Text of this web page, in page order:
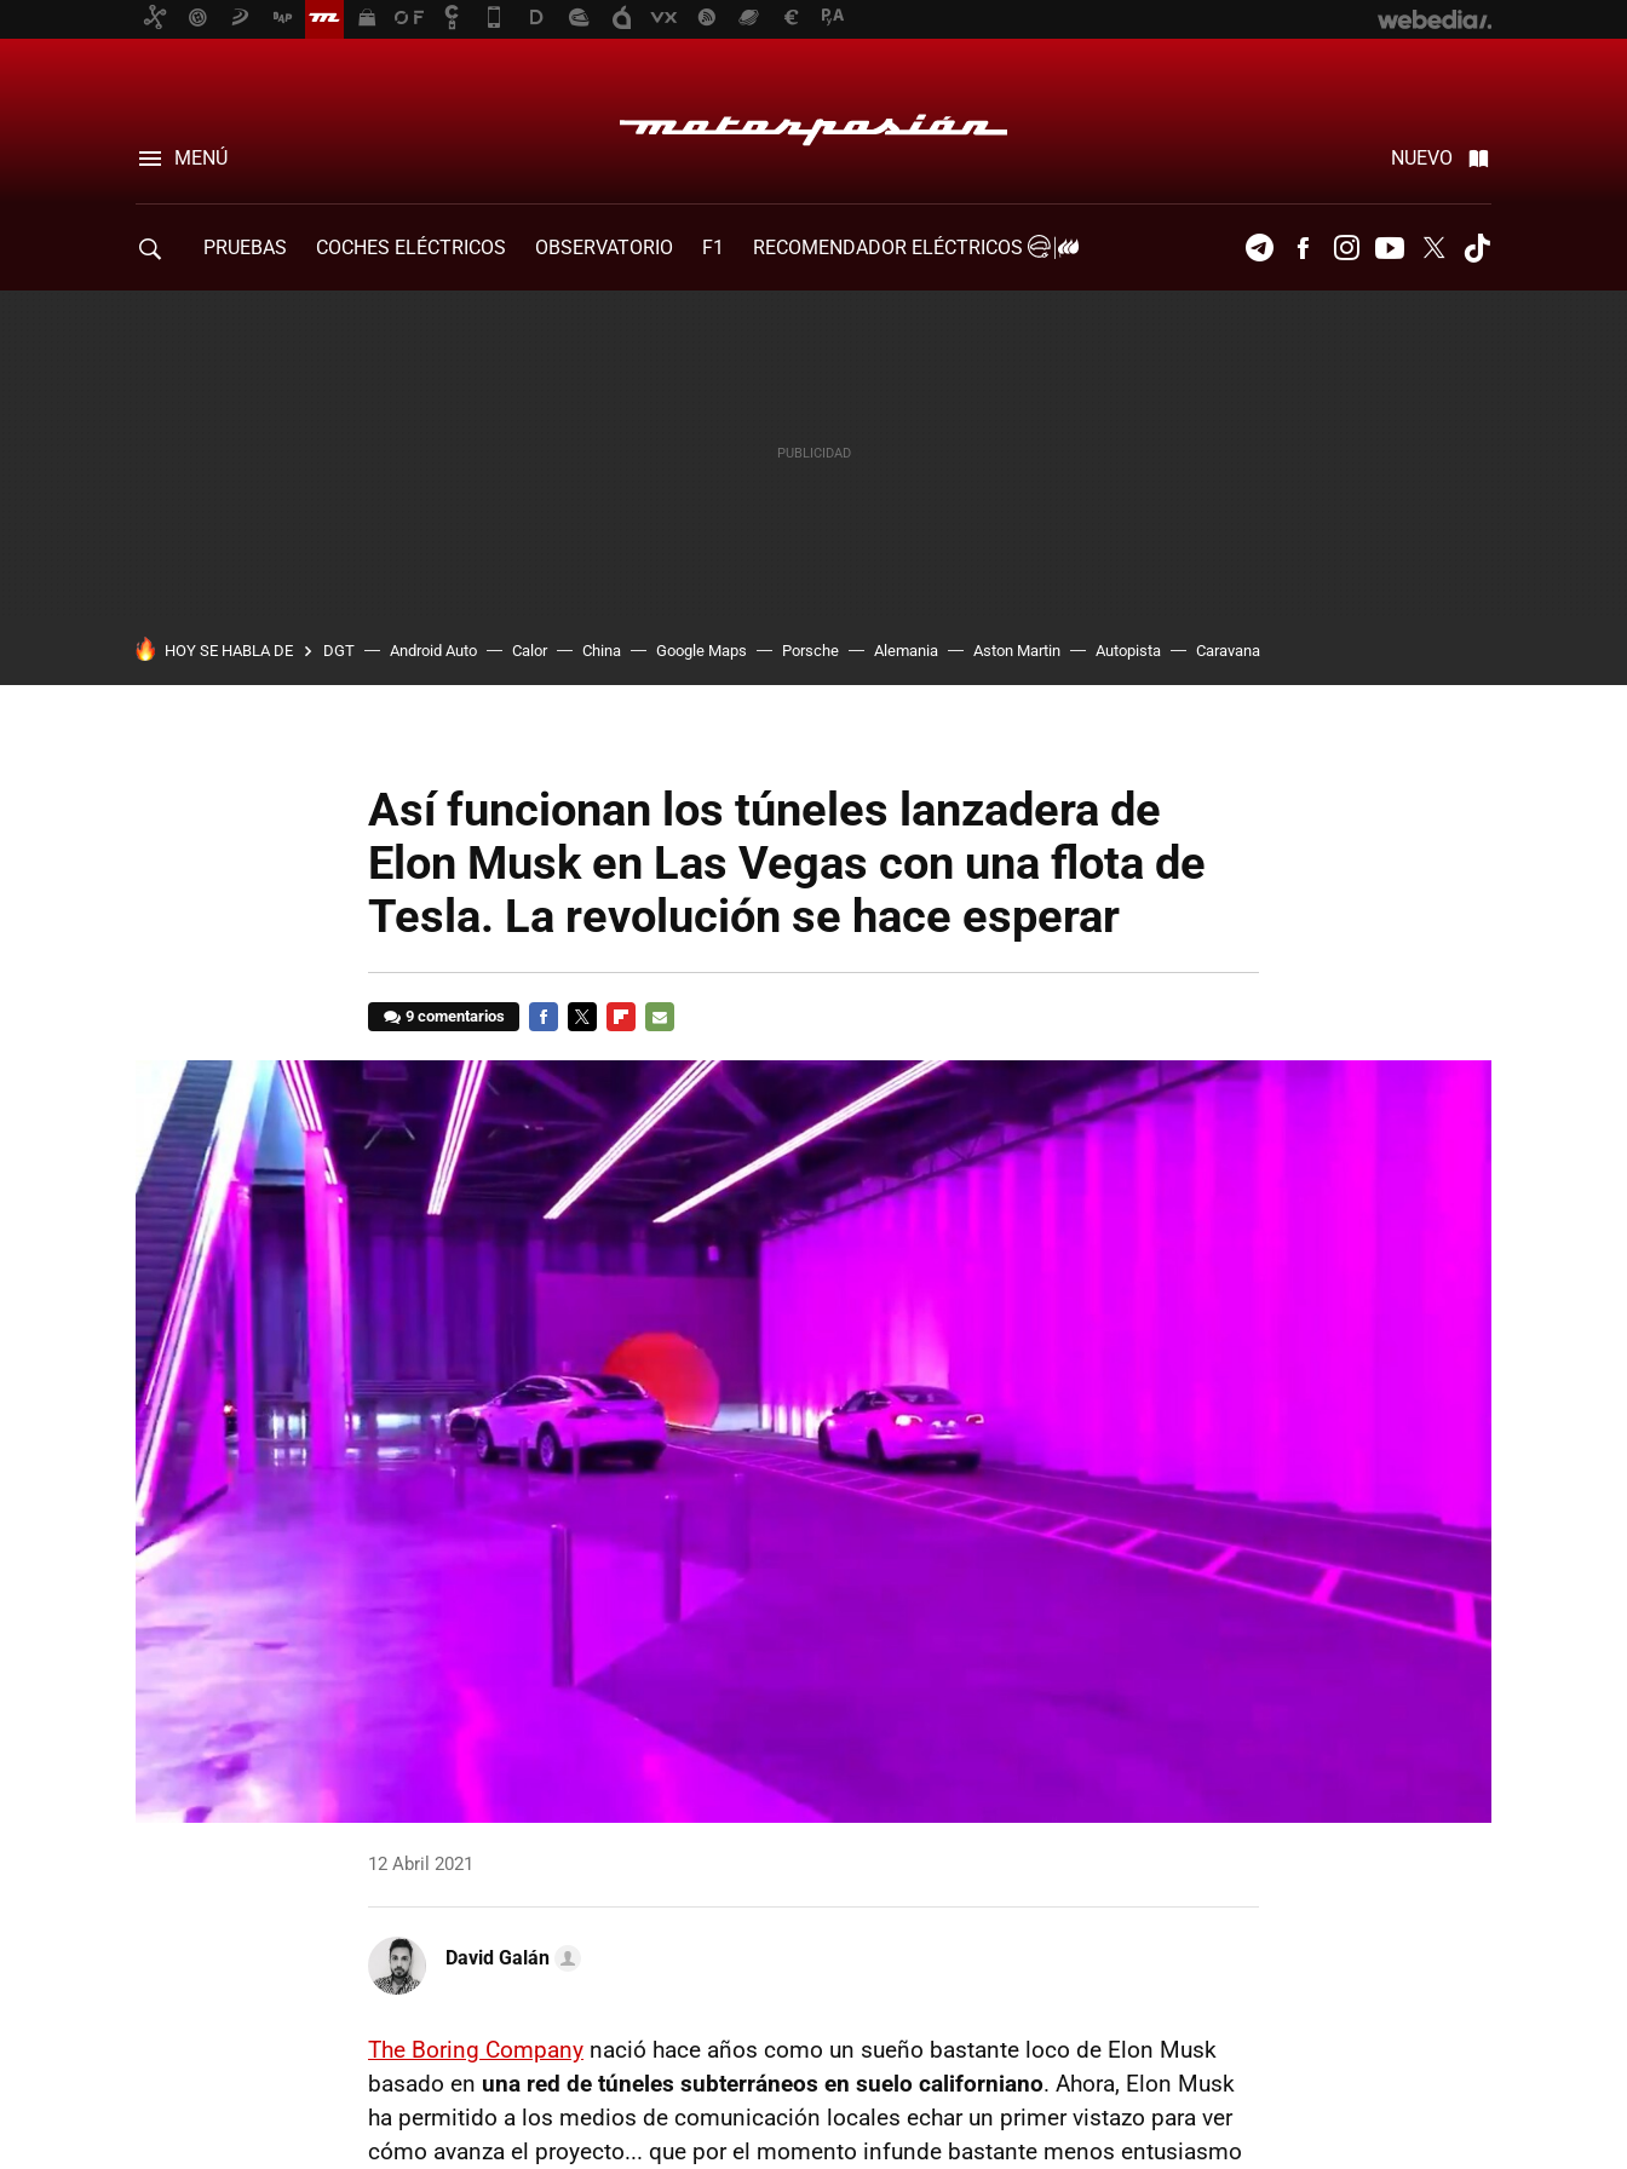
MENÚ NUEVO
PRUEBAS COCHES ELÉCTRICOS OBSERVATORIO F1
RECOMENDADOR ELÉCTRICOS
TelegramFacebookInstagramYoutubeTwitter
HOY SE HABLA DE DGT Android Auto Calor China Google Maps Porsche Alemania Aston Martin Autopista Caravana
Así funcionan los túneles lanzadera de
Elon Musk en Las Vegas con una flota de
Tesla. La revolución se hace esperar
9 comentarios
MAIL
12 Abril 2021
David Galán
The Boring Company nació hace años como un sueño bastante loco de Elon Musk
basado en una red de túneles subterráneos en suelo californiano. Ahora, Elon Musk
ha permitido a los medios de comunicación locales echar un primer vistazo para ver
cómo avanza el proyecto... que por el momento infunde bastante menos entusiasmo